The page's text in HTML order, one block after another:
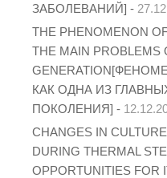
ЗАБОЛЕВАНИЙ] -
THE PHENOMENON
THE MAIN PROBLEMS
КАК ОДНА ИЗ
ПОКОЛЕНИЯ] -
CHANGES IN
DURING THERMAL
OPPORTUNITIES